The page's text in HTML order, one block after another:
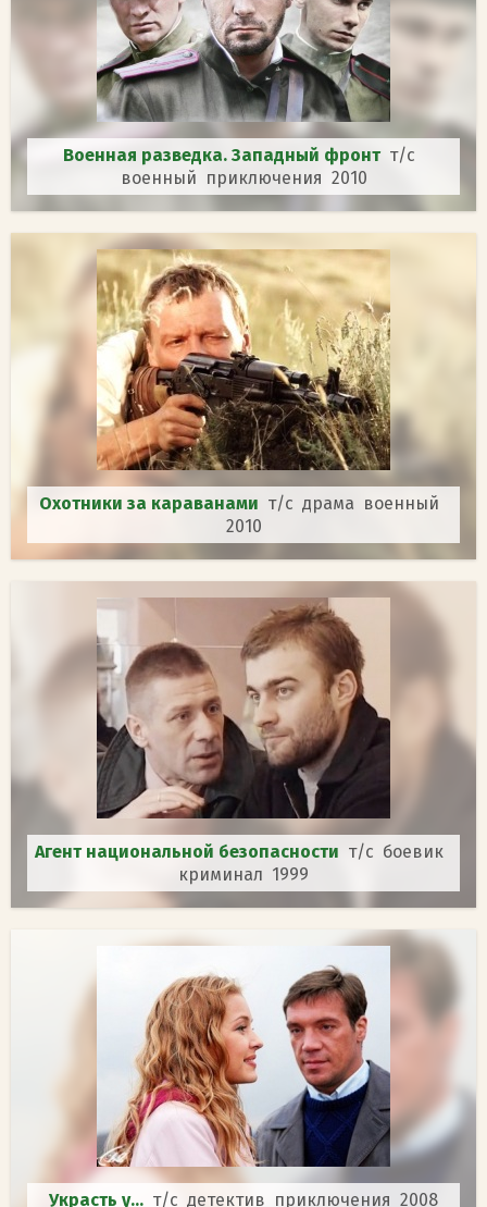
Военная разведка. Западный фронт т/с
военный приключения 2010
Охотники за караванами т/с драма военный
2010
Агент национальной безопасности т/с боевик
криминал 1999
Украсть у... т/с детектив приключения 2008